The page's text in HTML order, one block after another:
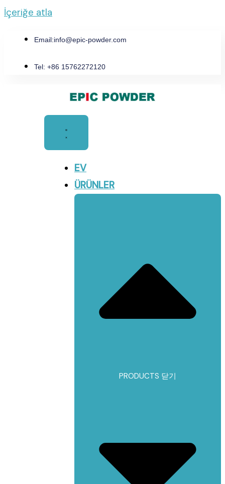
İçeriğe atla
Email:info@epic-powder.com
Tel: +86 15762272120
EV
ÜRÜNLER
PRODUCTS 닫기